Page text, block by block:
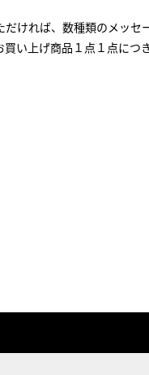
だければ、数種類のメッセ
い上げ商品１点１点につ